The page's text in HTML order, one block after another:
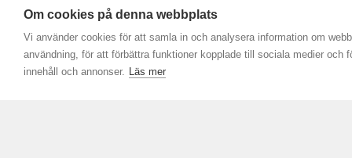
Om cookies på denna webbplats
Vi använder cookies för att samla in och analysera information om
användning, för att förbättra funktioner kopplade till sociala medier och
innehåll och annonser. Läs mer